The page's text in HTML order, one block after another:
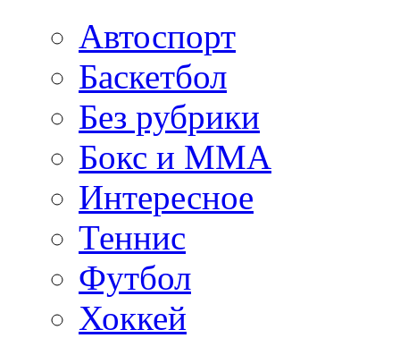
Автоспорт
Баскетбол
Без рубрики
Бокс и ММА
Интересное
Теннис
Футбол
Хоккей